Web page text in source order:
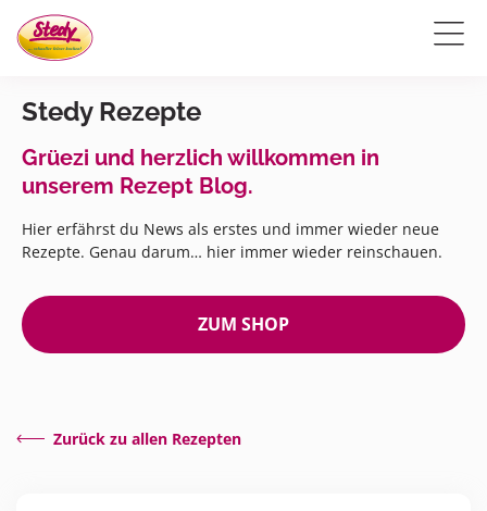
Stedy Rezepte
Grüezi und herzlich willkommen in
unserem Rezept Blog.
Hier erfährst du News als erstes und immer wieder neue
Rezepte. Genau darum… hier immer wieder reinschauen.
ZUM SHOP
Zurück zu allen Rezepten